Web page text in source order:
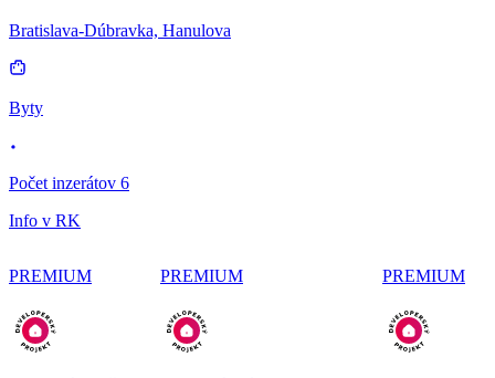
Bratislava-Dúbravka, Hanulova
Byty
Počet inzerátov 6
Info v RK
PREMIUM PREMIUM PREMIUM